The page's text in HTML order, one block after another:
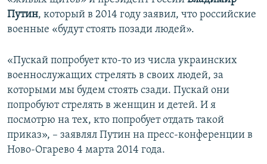
Путин, который в 2014 году заявил, что российские
военные «будут стоять позади людей».
«Пускай попробует кто-то из числа украинских
военнослужащих стрелять в своих людей, за
которыми мы будем стоять сзади. Пускай они
попробуют стрелять в женщин и детей. И я
посмотрю на тех, кто попробует отдать такой
приказ», – заявлял Путин на пресс-конференции в
Ново-Огарево 4 марта 2014 года.